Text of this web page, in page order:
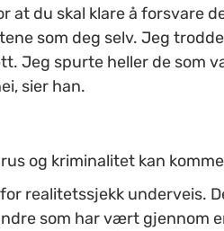
du skal klare å forsvare
som deg selv. Jeg
Jeg spurte heller de som
sier han.
og kriminalitet kan
realitetssjekk underveis.
som har vært gjennom